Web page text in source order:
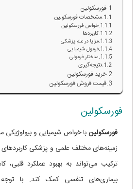
فورسکولین
مشخصات فورسکولین
خواص فورسکولین
کاربردها
مزایا در علم پزشکی
فرمول شیمیایی
ساختار فرمولی
نتیجه‌گیری
خرید فورسکولین
قیمت فروش فورسکولین
فورسکولین
فورسکولینبا خواص شیمیایی و بیولوژیکی
زمینه‌های مختلف علمی و پزشکی
ترکیب می‌تواند به بهبود عملکرد
بیماری‌های تنفسی کمک کند. با